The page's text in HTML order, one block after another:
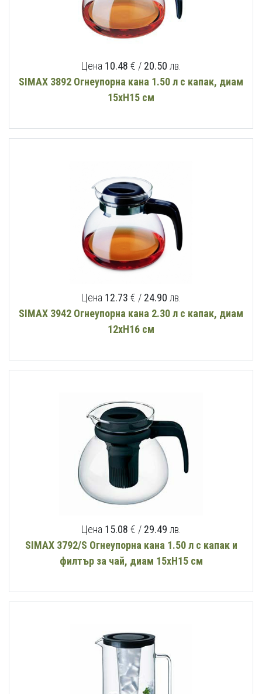
Цена 10.48 € / 20.50 лв.
SIMAX 3892 Огнеупорна кана 1.50 л с капак, диам
15хН15 см
Цена 12.73 € / 24.90 лв.
SIMAX 3942 Огнеупорна кана 2.30 л с капак, диам
12хН16 см
Цена 15.08 € / 29.49 лв.
SIMAX 3792/S Огнеупорна кана 1.50 л с капак и
филтър за чай, диам 15хН15 см